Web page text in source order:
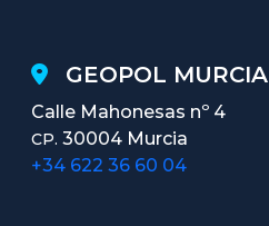
GEOPOL MURCIA
Calle Mahonesas nº 4
CP. 30004 Murcia
+34 622 36 60 04